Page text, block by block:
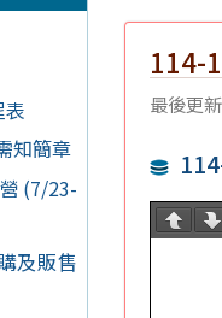
知簡章
(7/23-
及販售
114-
最後更